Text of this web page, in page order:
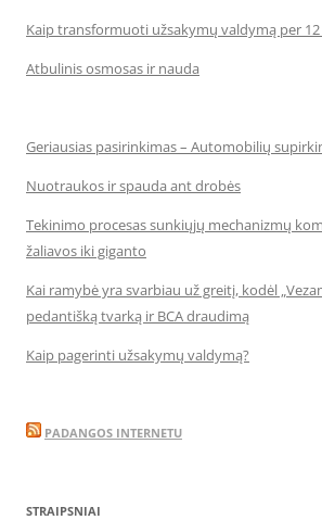
Kaip transformuoti užsakymų valdymą per 12
Atbulinis osmosas ir nauda
Geriausias pasirinkimas – Automobilių
Nuotraukos ir spauda ant drobės
Tekinimo procesas sunkiųjų mechanizmų
žaliavos iki giganto
Kai ramybė yra svarbiau už greitį, kodėl
pedantišką tvarką ir BCA draudimą
Kaip pagerinti užsakymų valdymą?
PADANGOS INTERNETU
STRAIPSNIAI